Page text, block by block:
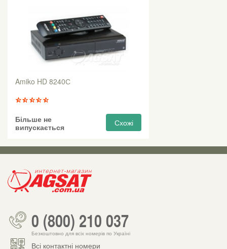
Amiko HD 8240С
Більше не
випускається
Схожі
0 (800) 210 037
Безкоштовно для всіх номерів по Україні
Всі контактні номери